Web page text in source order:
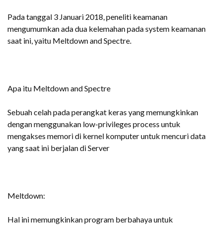
Pada tanggal 3 Januari 2018, peneliti keamanan
mengumumkan ada dua kelemahan pada system keamanan
saat ini, yaitu Meltdown and Spectre.
Apa itu Meltdown and Spectre
Sebuah celah pada perangkat keras yang memungkinkan
dengan menggunakan low-privileges process untuk
mengakses memori di kernel komputer untuk mencuri data
yang saat ini berjalan di Server
Meltdown:
Hal ini memungkinkan program berbahaya untuk